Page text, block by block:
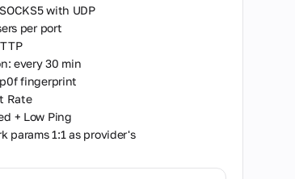
with UDP
per port
every 30 min
fingerprint
Rate
+ Low Ping
params 1:1 as provider's